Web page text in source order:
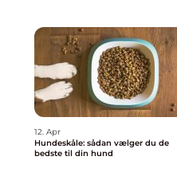
12. Apr
Hundeskåle: sådan vælger du de
bedste til din hund